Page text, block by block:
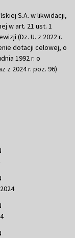
S.A. w likwidacji,
w art. 21 ust. 1
(Dz. U. z 2022 r.
dotacji celowej, o
1992 r. o
z 2024 r. poz. 96)